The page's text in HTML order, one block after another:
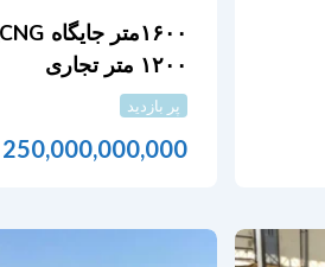
۱۲۰۰ متر تجاری
پر بازدید
250,000,000,000